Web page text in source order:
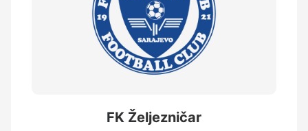
FK Željezničar